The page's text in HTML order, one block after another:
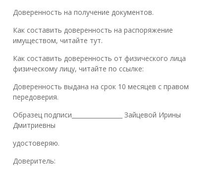
Доверенность на получение документов.
Как составить доверенность на распоряжение
имуществом, читайте тут.
Как составить доверенность от физического лица
физическому лицу, читайте по ссылке:
Доверенность выдана на срок 10 месяцев с правом
передоверия.
Образец подписи_________________ Зайцевой Ирины
Дмитриевны
удостоверяю.
Доверитель: